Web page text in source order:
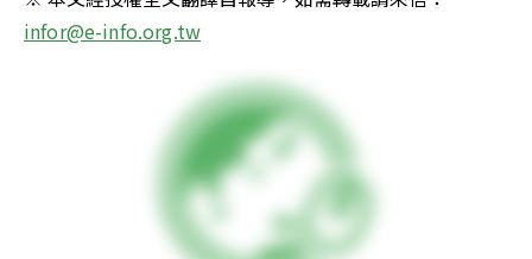
infor@e-info.org.tw